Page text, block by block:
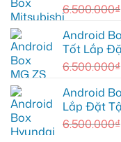
6.500.000₫
Android
Tốt Lắp
6.500.000₫
Android
Lắp Đặt
6.500.000₫